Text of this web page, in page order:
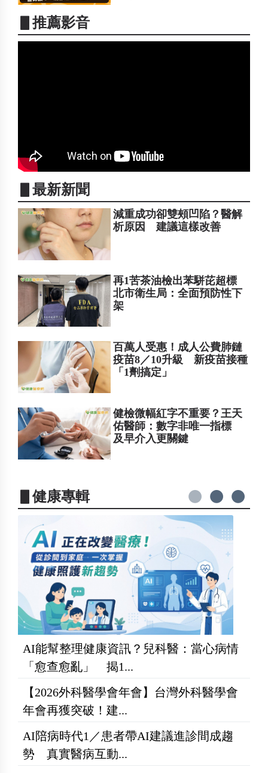
▋推薦影音
▋最新新聞
減重成功卻雙頰凹陷？醫解
析原因 建議這樣改善
再1苦茶油檢出苯駢芘超標
北市衛生局：全面預防性下
架
百萬人受惠！成人公費肺鏈
疫苗8／10升級 新疫苗接種
「1劑搞定」
健檢微幅紅字不重要？王天
佑醫師：數字非唯一指標
及早介入更關鍵
▋健康專輯
AI能幫整理健康資訊？兒科醫：當心病情
「愈查愈亂」 揭1...
【2026外科醫學會年會】台灣外科醫學會
年會再獲突破！建...
AI陪病時代1／患者帶AI建議進診間成趨
勢 真實醫病互動...